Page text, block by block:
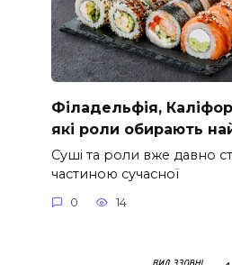
Філадельфія,
які роли обирають
Суші та роли вже давно
частиною сучасної
0 14